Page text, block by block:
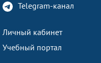
Telegram-канал
Личный кабинет
Учебный портал